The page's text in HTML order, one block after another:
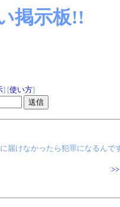
掲示板!!
] [使い方]
けなかったら犯罪になるんで